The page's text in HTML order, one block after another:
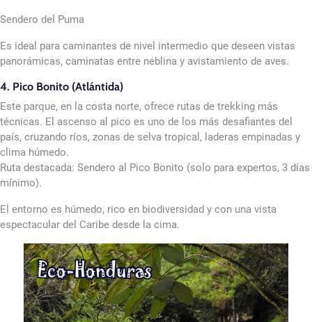
Sendero del Puma
Es ideal para caminantes de nivel intermedio que deseen vistas
panorámicas, caminatas entre neblina y avistamiento de aves.
4. Pico Bonito (Atlántida)
Este parque, en la costa norte, ofrece rutas de trekking más
técnicas. El ascenso al pico es uno de los más desafiantes del
país, cruzando ríos, zonas de selva tropical, laderas empinadas y
clima húmedo.
Ruta destacada: Sendero al Pico Bonito (solo para expertos, 3 días
mínimo).
El entorno es húmedo, rico en biodiversidad y con una vista
espectacular del Caribe desde la cima.